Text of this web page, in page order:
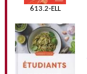
613.2-ELL